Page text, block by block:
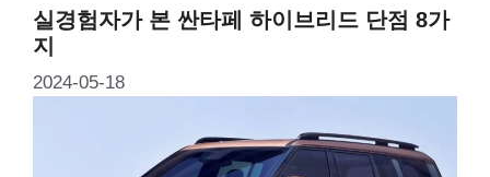
실경험자가 본 싼타페 하이브리드 단점 8가
지
2024-05-18